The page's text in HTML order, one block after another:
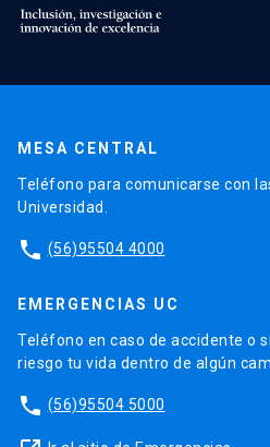
MESA CENTRAL
Teléfono para comunicarse con
Universidad.
phone (56)95504 4000
EMERGENCIAS UC
Teléfono en caso de accidente o
riesgo tu vida dentro de algún
phone (56)95504 5000